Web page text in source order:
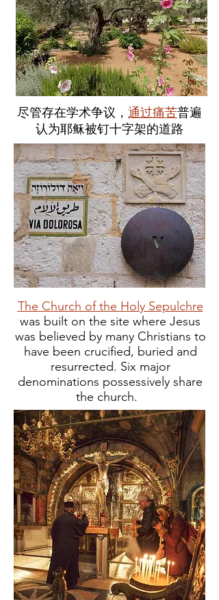
尽管存在学术争议， 通过痛苦普遍
认为耶稣被钉十字架的道路
The Church of the Holy Sepulchre
was built on the site where Jesus
was believed by many Christians to
have been crucified, buried and
resurrected. Six major
denominations possessively share
the church.